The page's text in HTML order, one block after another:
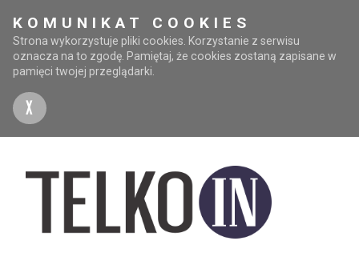
KOMUNIKAT COOKIES
Strona wykorzystuje pliki cookies. Korzystanie z serwisu
oznacza na to zgodę. Pamiętaj, że cookies zostaną zapisane w
pamięci twojej przeglądarki.
X